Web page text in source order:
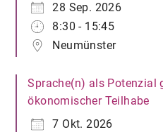
28 Sep. 2026
8:30 - 15:45
Neumünster
Sprache(n) als Potenzial
ökonomischer Teilhabe
7 Okt. 2026